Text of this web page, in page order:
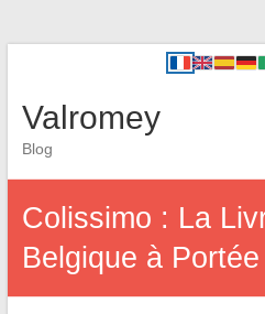
Valromey
Blog
Colissimo : La
Belgique à